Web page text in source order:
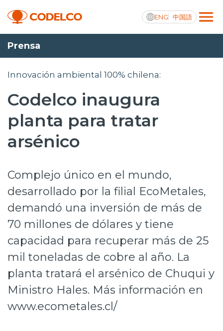
ENG 中国語
Transparencia activa
Operaciones
Sustentabilidad
Innovación
Inversionistas
Prensa
Trabaja en Codelco
Transparencia activa
Prensa
Innovación ambiental 100% chilena:
Codelco inaugura
planta para tratar
arsénico
Complejo único en el mundo,
desarrollado por la filial EcoMetales,
demandó una inversión de más de
70 millones de dólares y tiene
capacidad para recuperar más de 25
mil toneladas de cobre al año. La
planta tratará el arsénico de Chuqui y
Ministro Hales. Más información en
www.ecometales.cl/